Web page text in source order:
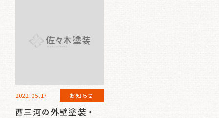
2022.05.17 お知らせ
西三河の外壁塗装・